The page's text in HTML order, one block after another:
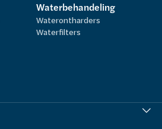
Waterbehandeling
Waterontharders
Waterfilters